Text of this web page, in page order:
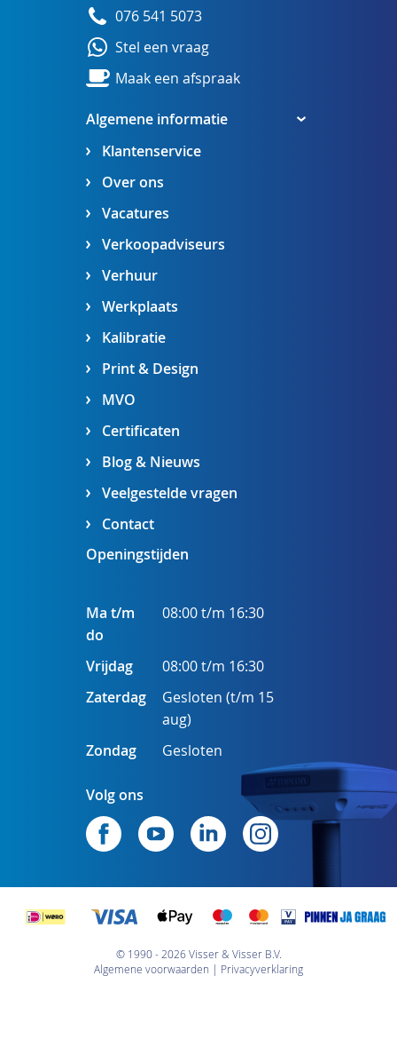
Algemene informatie
Klantenservice
Over ons
Vacatures
Verkoopadviseurs
Verhuur
Werkplaats
Kalibratie
Print & Design
MVO
Certificaten
Blog & Nieuws
Veelgestelde vragen
Contact
076 541 5073
Stel een vraag
Maak een afspraak
Openingstijden
Ma t/m
do
08:00 t/m 16:30
Vrijdag
08:00 t/m 16:30
Zaterdag
Gesloten (t/m 15
aug)
Zondag
Gesloten
Volg ons
© 1990 - 2026 Visser & Visser B.V.
Algemene voorwaarden
Privacyverklaring